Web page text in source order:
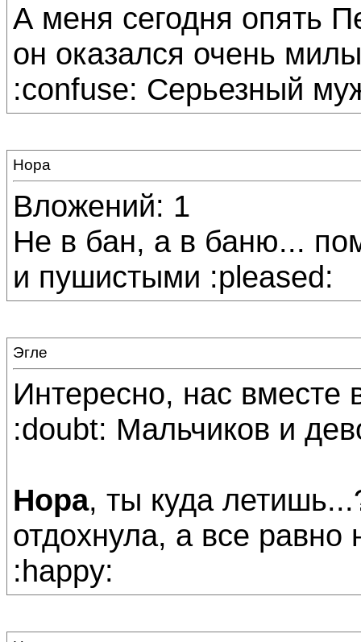
А меня сегодня опять
он оказался очень
:confuse: Серьезный
Нора
Вложений: 1
Не в бан, а в баню...
и пушистыми :pleased:
Эгле
Интересно, нас вместе
:doubt: Мальчиков и
Нора, ты куда
отдохнула, а все равно
:happy: